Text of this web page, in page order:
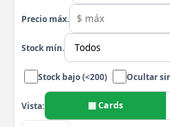
Precio máx.
Stock mín.
Stock bajo (<200) Ocultar
Vista: ▦ Cards